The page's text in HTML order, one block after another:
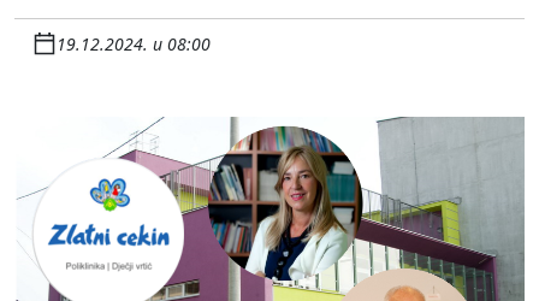
19.12.2024. u 08:00